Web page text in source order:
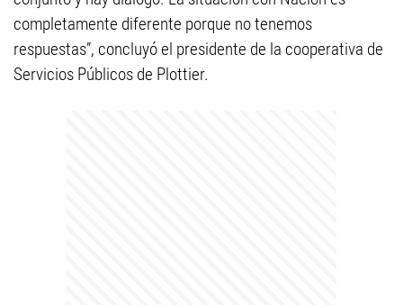
completamente diferente porque no tenemos
respuestas”, concluyó el presidente de la cooperativa de
Servicios Públicos de Plottier.